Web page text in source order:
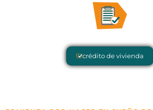
crédito de vivienda